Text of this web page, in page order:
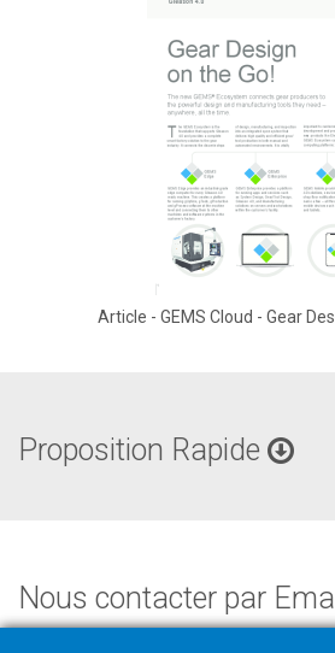
Article - GEMS Cloud - Gear
Proposition Rapide
Nous contacter par